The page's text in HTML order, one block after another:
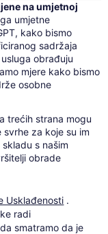
na umjetnoj
umjetne
kako bismo
sadržaja
obrađuju
mjere kako bismo
osobne
trećih strana mogu
za koje su im
s našim
obrade
Usklađenosti .
radi
smatramo da je